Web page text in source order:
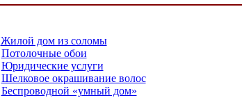
Жилой дом из соломы
Потолочные обои
Юридические услуги
Шелковое окрашивание волос
Беспроводной «умный дом»